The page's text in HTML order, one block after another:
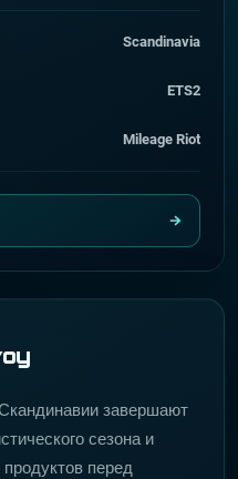
завершают
сезона и
перед
Scandinavia
ETS2
Mileage Riot